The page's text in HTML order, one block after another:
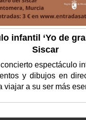
infantil ‘Yo de
Siscar
espectáculo
y dibujos en
viajar a su ser más